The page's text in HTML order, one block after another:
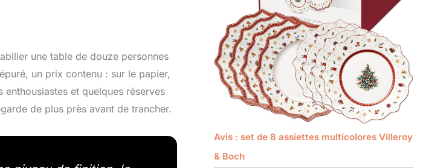
une table de douze personnes
un prix contenu : sur le papier,
et quelques réserves
de plus près avant de trancher.
Avis : set de 8 assiettes multicolores Villeroy
& Boch